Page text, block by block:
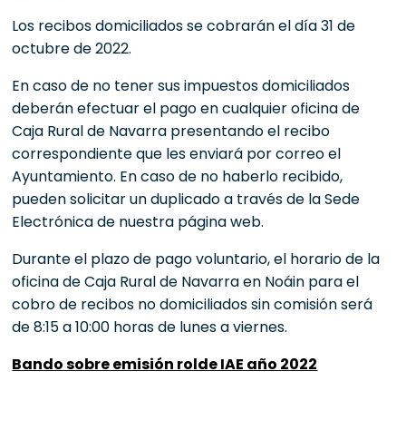
Los recibos domiciliados se cobrarán el día 31 de
octubre de 2022.
En caso de no tener sus impuestos domiciliados
deberán efectuar el pago en cualquier oficina de
Caja Rural de Navarra presentando el recibo
correspondiente que les enviará por correo el
Ayuntamiento. En caso de no haberlo recibido,
pueden solicitar un duplicado a través de la Sede
Electrónica de nuestra página web.
Durante el plazo de pago voluntario, el horario de la
oficina de Caja Rural de Navarra en Noáin para el
cobro de recibos no domiciliados sin comisión será
de 8:15 a 10:00 horas de lunes a viernes.
Bando sobre emisión rolde IAE año 2022